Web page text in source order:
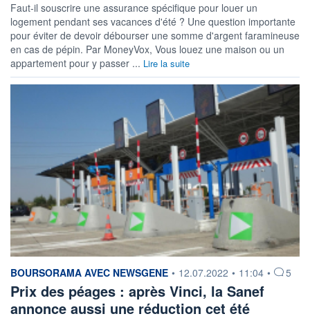
Faut-il souscrire une assurance spécifique pour louer un
logement pendant ses vacances d'été ? Une question importante
pour éviter de devoir débourser une somme d'argent faramineuse
en cas de pépin. Par MoneyVox, Vous louez une maison ou un
appartement pour y passer ... Lire la suite
information fournie par
BOURSORAMA AVEC NEWSGENE • 12.07.2022 • 11:04 • 5
Prix des péages : après Vinci, la Sanef
annonce aussi une réduction cet été